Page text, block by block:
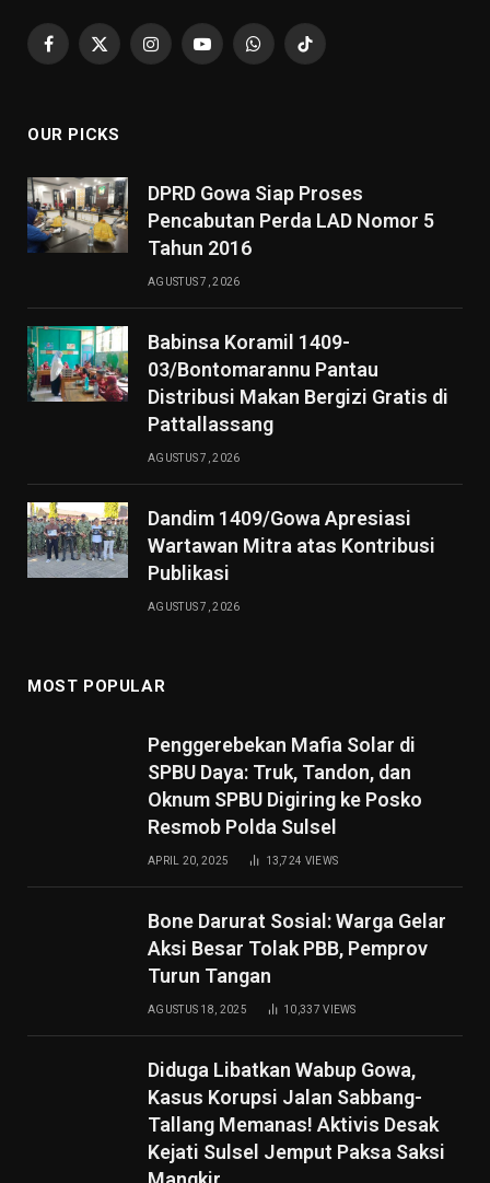
Facebook
X
InstagramYouTubeWhatsAppTikTok
OUR PICKS
DPRD Gowa Siap Proses
Pencabutan Perda LAD Nomor 5
Tahun 2016
AGUSTUS 7, 2026
Babinsa Koramil 1409-
03/Bontomarannu Pantau
Distribusi Makan Bergizi Gratis di
Pattallassang
AGUSTUS 7, 2026
Dandim 1409/Gowa Apresiasi
Wartawan Mitra atas Kontribusi
Publikasi
AGUSTUS 7, 2026
MOST POPULAR
Penggerebekan Mafia Solar di
SPBU Daya: Truk, Tandon, dan
Oknum SPBU Digiring ke Posko
Resmob Polda Sulsel
APRIL 20, 2025 13,724 VIEWS
Bone Darurat Sosial: Warga Gelar
Aksi Besar Tolak PBB, Pemprov
Turun Tangan
AGUSTUS 18, 2025 10,337VIEWS
Diduga Libatkan Wabup Gowa,
Kasus Korupsi Jalan Sabbang-
Tallang Memanas! Aktivis Desak
Kejati Sulsel Jemput Paksa Saksi